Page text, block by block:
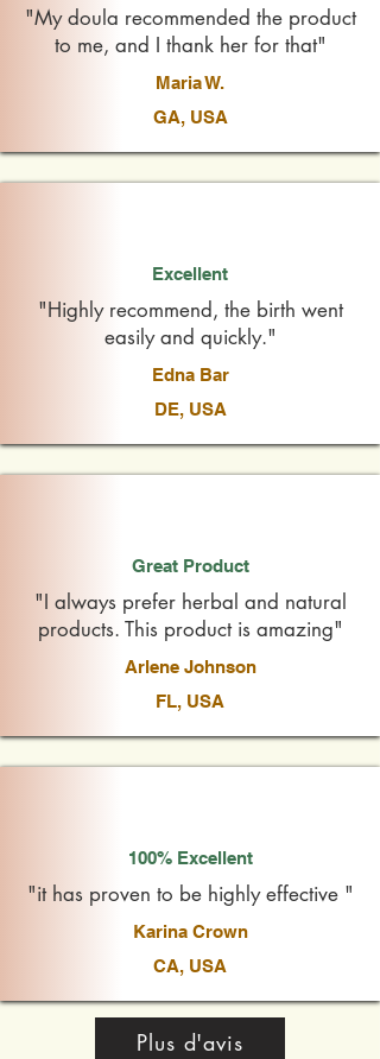
"My doula recommended the product
to me, and I thank her for that"
Maria W.
GA, USA
Excellent
"Highly recommend, the birth went
easily and quickly."
Edna Bar
DE, USA
Great Product
"I always prefer herbal and natural
products. This product is amazing"
Arlene Johnson
FL, USA
100% Excellent
"it has proven to be highly effective "
Karina Crown
CA, USA
Plus d'avis